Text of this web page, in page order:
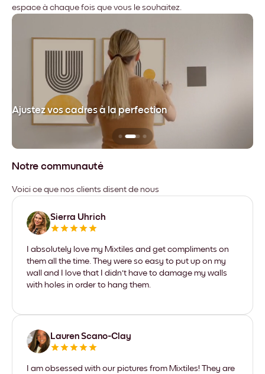
espace à chaque fois que vous le souhaitez.
Ajustez vos cadres à la perfection
Notre communauté
Voici ce que nos clients disent de nous
Sierra Uhrich
I absolutely love my Mixtiles and get compliments on
them all the time. They were so easy to put up on my
wall and I love that I didn't have to damage my walls
with holes in order to hang them.
Lauren Scano-Clay
I am obsessed with our pictures from Mixtiles! They are